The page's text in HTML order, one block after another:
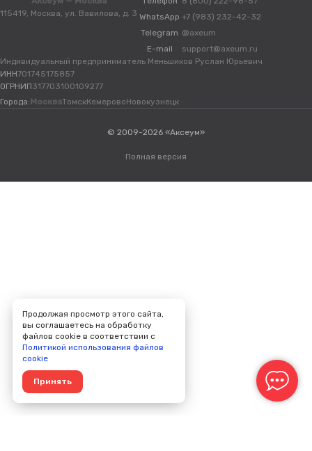
115419, Москва, ул. Вавилова, д. 3 WhatsApp +7 (983) 232-42-32
Telegram @axeum
E-mail
support@axeum.ru
Индивидуальный предприниматель Меньшиков Руслан Юрьевич
ИНН701745175857
ОГРНИП317703100109277
Города: МоскваТомскКемеровоНовокузнецк
© 2009-2026 «Аксеум»
Полная версия
Продолжая просмотр этого сайта,
вы соглашаетесь на обработку
файлов cookie в соответствии с
Политикой использования файлов
cookie
Принять